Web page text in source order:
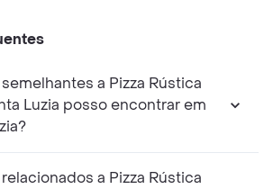
a Pizza Rústica
Luzia posso encontrar em
a Pizza Rústica